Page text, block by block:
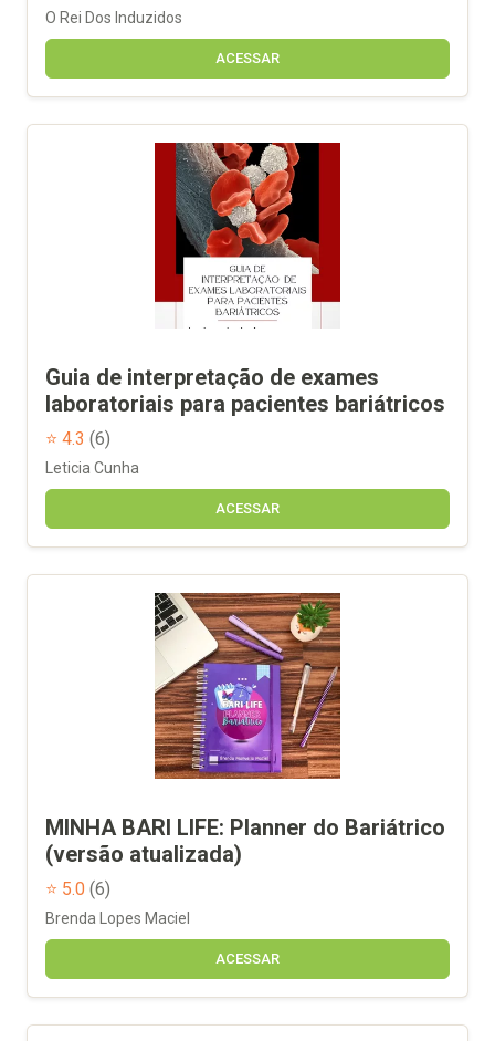
O Rei Dos Induzidos
ACESSAR
Guia de interpretação de exames
laboratoriais para pacientes bariátricos
⭐ 4.3 (6)
Leticia Cunha
ACESSAR
MINHA BARI LIFE: Planner do Bariátrico
(versão atualizada)
⭐ 5.0 (6)
Brenda Lopes Maciel
ACESSAR